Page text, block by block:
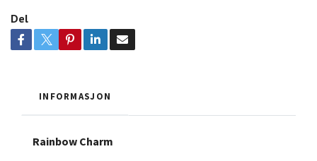
Del
INFORMASJON
Rainbow Charm